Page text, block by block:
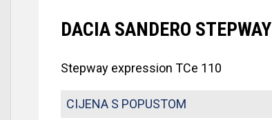
DACIA SANDERO STEPWAY
Stepway expression TCe 110
CIJENA S POPUSTOM